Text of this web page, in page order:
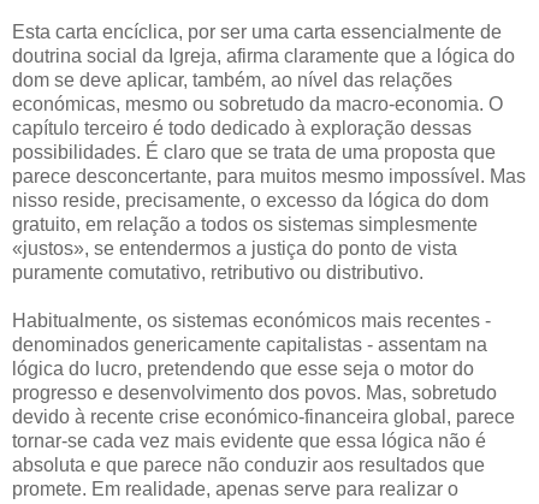
Esta carta encíclica, por ser uma carta essencialmente de
doutrina social da Igreja, afirma claramente que a lógica do
dom se deve aplicar, também, ao nível das relações
económicas, mesmo ou sobretudo da macro-economia. O
capítulo terceiro é todo dedicado à exploração dessas
possibilidades. É claro que se trata de uma proposta que
parece desconcertante, para muitos mesmo impossível. Mas
nisso reside, precisamente, o excesso da lógica do dom
gratuito, em relação a todos os sistemas simplesmente
«justos», se entendermos a justiça do ponto de vista
puramente comutativo, retributivo ou distributivo.
Habitualmente, os sistemas económicos mais recentes -
denominados genericamente capitalistas - assentam na
lógica do lucro, pretendendo que esse seja o motor do
progresso e desenvolvimento dos povos. Mas, sobretudo
devido à recente crise económico-financeira global, parece
tornar-se cada vez mais evidente que essa lógica não é
absoluta e que parece não conduzir aos resultados que
promete. Em realidade, apenas serve para realizar o